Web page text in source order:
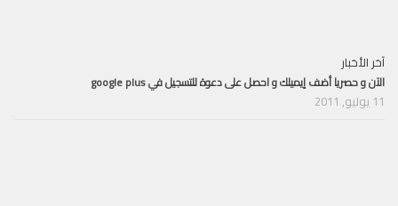
آخر الأخبار
الآن و حصريا أضف إيميلك و احصل على دعوة للتسجيل في google plus
11 يوليو, 2011